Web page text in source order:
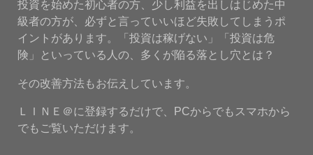
投資を始めた初心者の方、少し利益を出しはじめた中
級者の方が、必ずと言っていいほど失敗してしまうポ
イントがあります。「投資は稼げない」「投資は危
険」といっている人の、多くが陥る落とし穴とは？
その改善方法もお伝えしています。
ＬＩＮＥ＠に登録するだけで、PCからでもスマホから
でもご覧いただけます。